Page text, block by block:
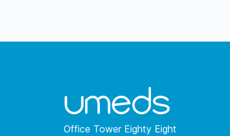
Office Tower Eighty Eight